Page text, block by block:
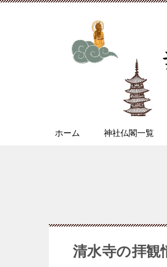
ホーム 神社仏閣一覧
清水寺の拝観